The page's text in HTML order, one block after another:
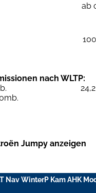
ab
nach WLTP:
Jumpy anzeigen
Nav WinterP Kam AHK